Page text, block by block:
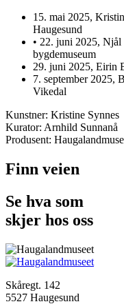
15. mai 2025,
Haugesund
• 22. juni 2025,
bygdemuseum
29. juni 2025, Eirin
7. september 2025,
Vikedal
Kunstner: Kristine Synnes
Kurator: Arnhild Sunnanå
Produsent:
Finn veien
Se hva som
skjer hos oss
Skåregt. 142
5527 Haugesund